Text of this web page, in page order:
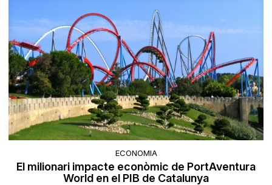
ECONOMIA
El milionari impacte econòmic de PortAventura
World en el PIB de Catalunya